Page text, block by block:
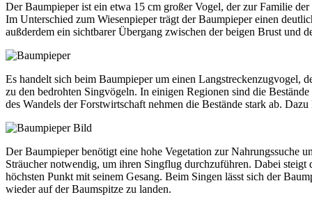
Der Baumpieper ist ein etwa 15 cm großer Vogel, der zur Familie
Im Unterschied zum Wiesenpieper trägt der Baumpieper einen
außderdem ein sichtbarer Übergang zwischen der beigen Brust und
Es handelt sich beim Baumpieper um einen Langstreckenzugvogel,
zu den bedrohten Singvögeln. In einigen Regionen sind die
des Wandels der Forstwirtschaft nehmen die Bestände stark ab.
Der Baumpieper benötigt eine hohe Vegetation zur Nahrungssuche
Sträucher notwendig, um ihren Singflug durchzuführen. Dabei
höchsten Punkt mit seinem Gesang. Beim Singen lässt sich der
wieder auf der Baumspitze zu landen.